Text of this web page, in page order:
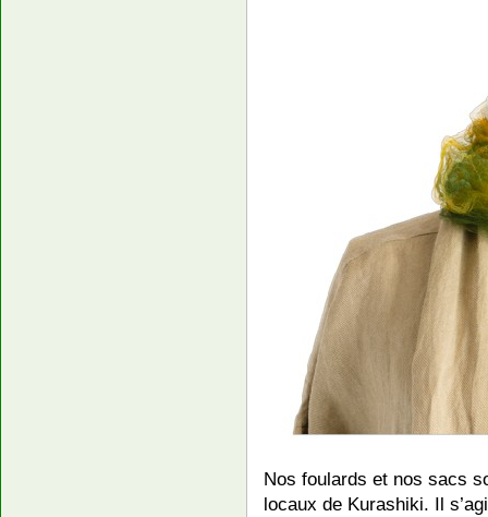
Nos foulards et nos sacs
locaux de Kurashiki. Il